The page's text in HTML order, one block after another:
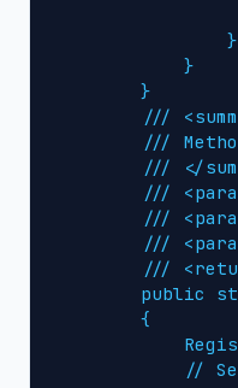
                }
            }
        }
///
///
/// </
///
///
///
///
public
        {
//